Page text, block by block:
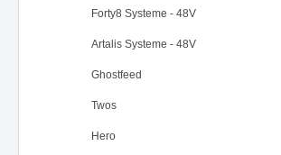
Forty8 Systeme - 48V
Artalis Systeme - 48V
Ghostfeed
Twos
Hero